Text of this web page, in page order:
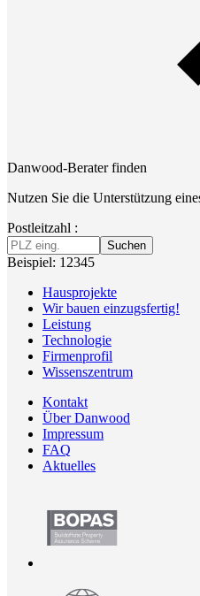
Danwood-Berater finden
Nutzen Sie die Unterstützung
Postleitzahl :
Suchen
Beispiel: 12345
Hausprojekte
Wir bauen einzugsfertig!
Leistung
Technologie
Firmenprofil
Wissenszentrum
Kontakt
Über Danwood
Impressum
FAQ
Aktuelles